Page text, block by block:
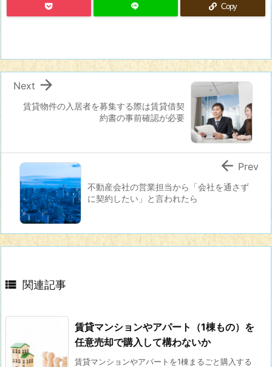
Copy
賃貸物件の入居者を募集する際は賃貸借契
約書の事前確認が必要

Next
不動産会社の営業担当から「会社を通さず
に契約したい」と言われたら
 Prev
 関連記事
賃貸マンションやアパート（1棟もの）を
任意売却で購入して構わないか
賃貸マンションやアパートを1棟まるごと購入する